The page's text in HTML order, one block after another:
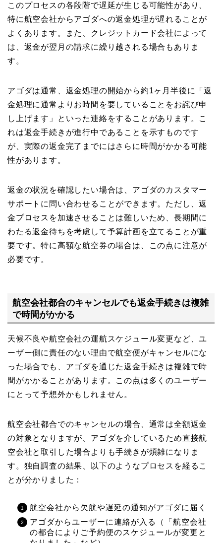
このプロセスの各段階で遅延が生じる可能性があり、
特に航空会社からアゴダへの返金処理が遅れることが
よくあります。また、クレジットカード会社によって
は、返金が翌月の請求に繰り越される場合もありま
す。
アゴダは通常、返金処理の開始から約1ヶ月半後に「返
金処理に通常よりお時間を要していることをお詫び申
し上げます」といった連絡をすることがあります。こ
れは返金手続きが進行中であることを示すものです
が、実際の返金完了までにはさらに時間がかかる可能
性があります。
返金の状況を確認したい場合は、アゴダのカスタマー
サポートに問い合わせることができます。ただし、返
金プロセスを加速させることは難しいため、長期間に
わたる返金待ちを考慮して予算計画を立てることが重
要です。特に高額な航空券の場合は、この点に注意が
必要です。
航空会社都合のキャンセルでも返金手続きは複雑
で時間がかかる
天候不良や航空会社の運航スケジュール変更など、ユ
ーザー側に責任のない理由で航空便がキャンセルにな
った場合でも、アゴダを通じた返金手続きは複雑で時
間がかかることがあります。この点は多くのユーザー
にとって予想外かもしれません。
航空会社都合でのキャンセルの場合、通常は全額返金
の対象となりますが、アゴダを介しているため直接航
空会社と取引した場合よりも手続きが煩雑になりま
す。独自調査の結果、以下のようなプロセスを経るこ
とが分かりました：
航空会社から欠航や遅延の通知がアゴダに届く
アゴダからユーザーに連絡が入る（「航空会社
の都合によりご予約便のスケジュールが変更と